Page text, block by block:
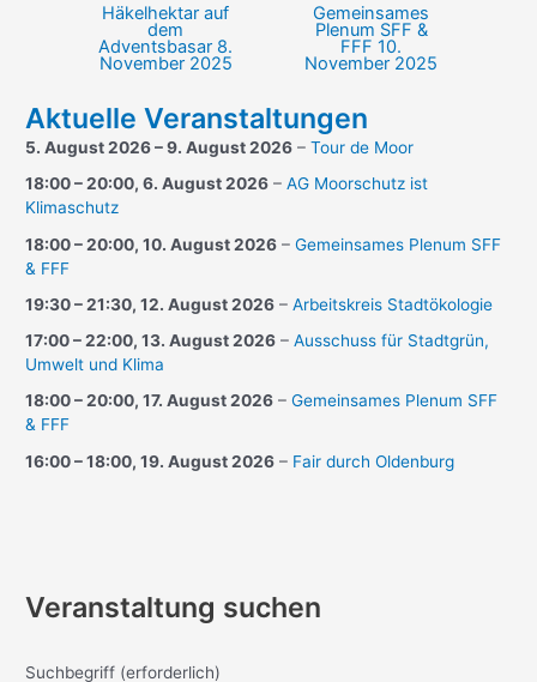
Beitragsnavigation
Häkelhektar auf
dem
Adventsbasar 8.
November 2025
Gemeinsames
Plenum SFF &
FFF10.
November 2025
Aktuelle Veranstaltungen
5. August 2026–9. August 2026 –Tour de Moor
18:00–20:00,6. August 2026 –AG Moorschutz ist
Klimaschutz
18:00–20:00,10. August 2026 –Gemeinsames Plenum SFF
& FFF
19:30–21:30,12. August 2026 –Arbeitskreis Stadtökologie
17:00–22:00,13. August 2026 –Ausschuss für Stadtgrün,
Umwelt und Klima
18:00–20:00,17. August 2026 –Gemeinsames Plenum SFF
& FFF
16:00–18:00,19. August 2026 – Fair durch Oldenburg
Veranstaltung suchen
Suchbegriff (erforderlich)